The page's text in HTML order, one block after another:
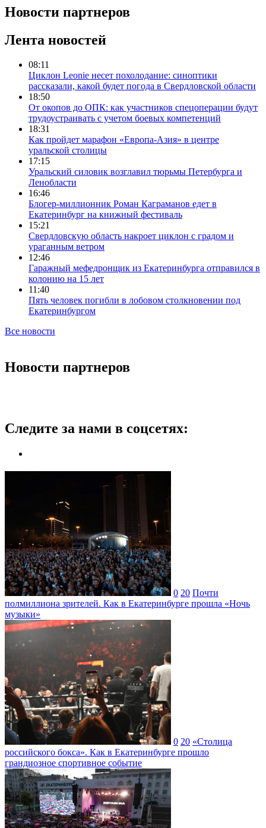
Новости партнеров
Лента новостей
08:11
Циклон Leonie несет похолодание: синоптики
рассказали, какой будет погода в Свердловской области
18:50
От окопов до ОПК: как участников спецоперации будут
трудоустраивать с учетом боевых компетенций
18:31
Как пройдет марафон «Европа-Азия» в центре
уральской столицы
17:15
Уральский силовик возглавил тюрьмы Петербурга и
Ленобласти
16:46
Блогер-миллионник Роман Каграманов едет в
Екатеринбург на книжный фестиваль
15:21
Свердловскую область накроет циклон с градом и
ураганным ветром
12:46
Гаражный мефедронщик из Екатеринбурга отправился в
колонию на 15 лет
11:40
Пять человек погибли в лобовом столкновении под
Екатеринбургом
Все новости
Новости партнеров
Следите за нами в соцсетях:
0 20 Почти
полмиллиона зрителей. Как в Екатеринбурге прошла «Ночь
музыки»
0 20 «Столица
российского бокса». Как в Екатеринбурге прошло
грандиозное спортивное событие